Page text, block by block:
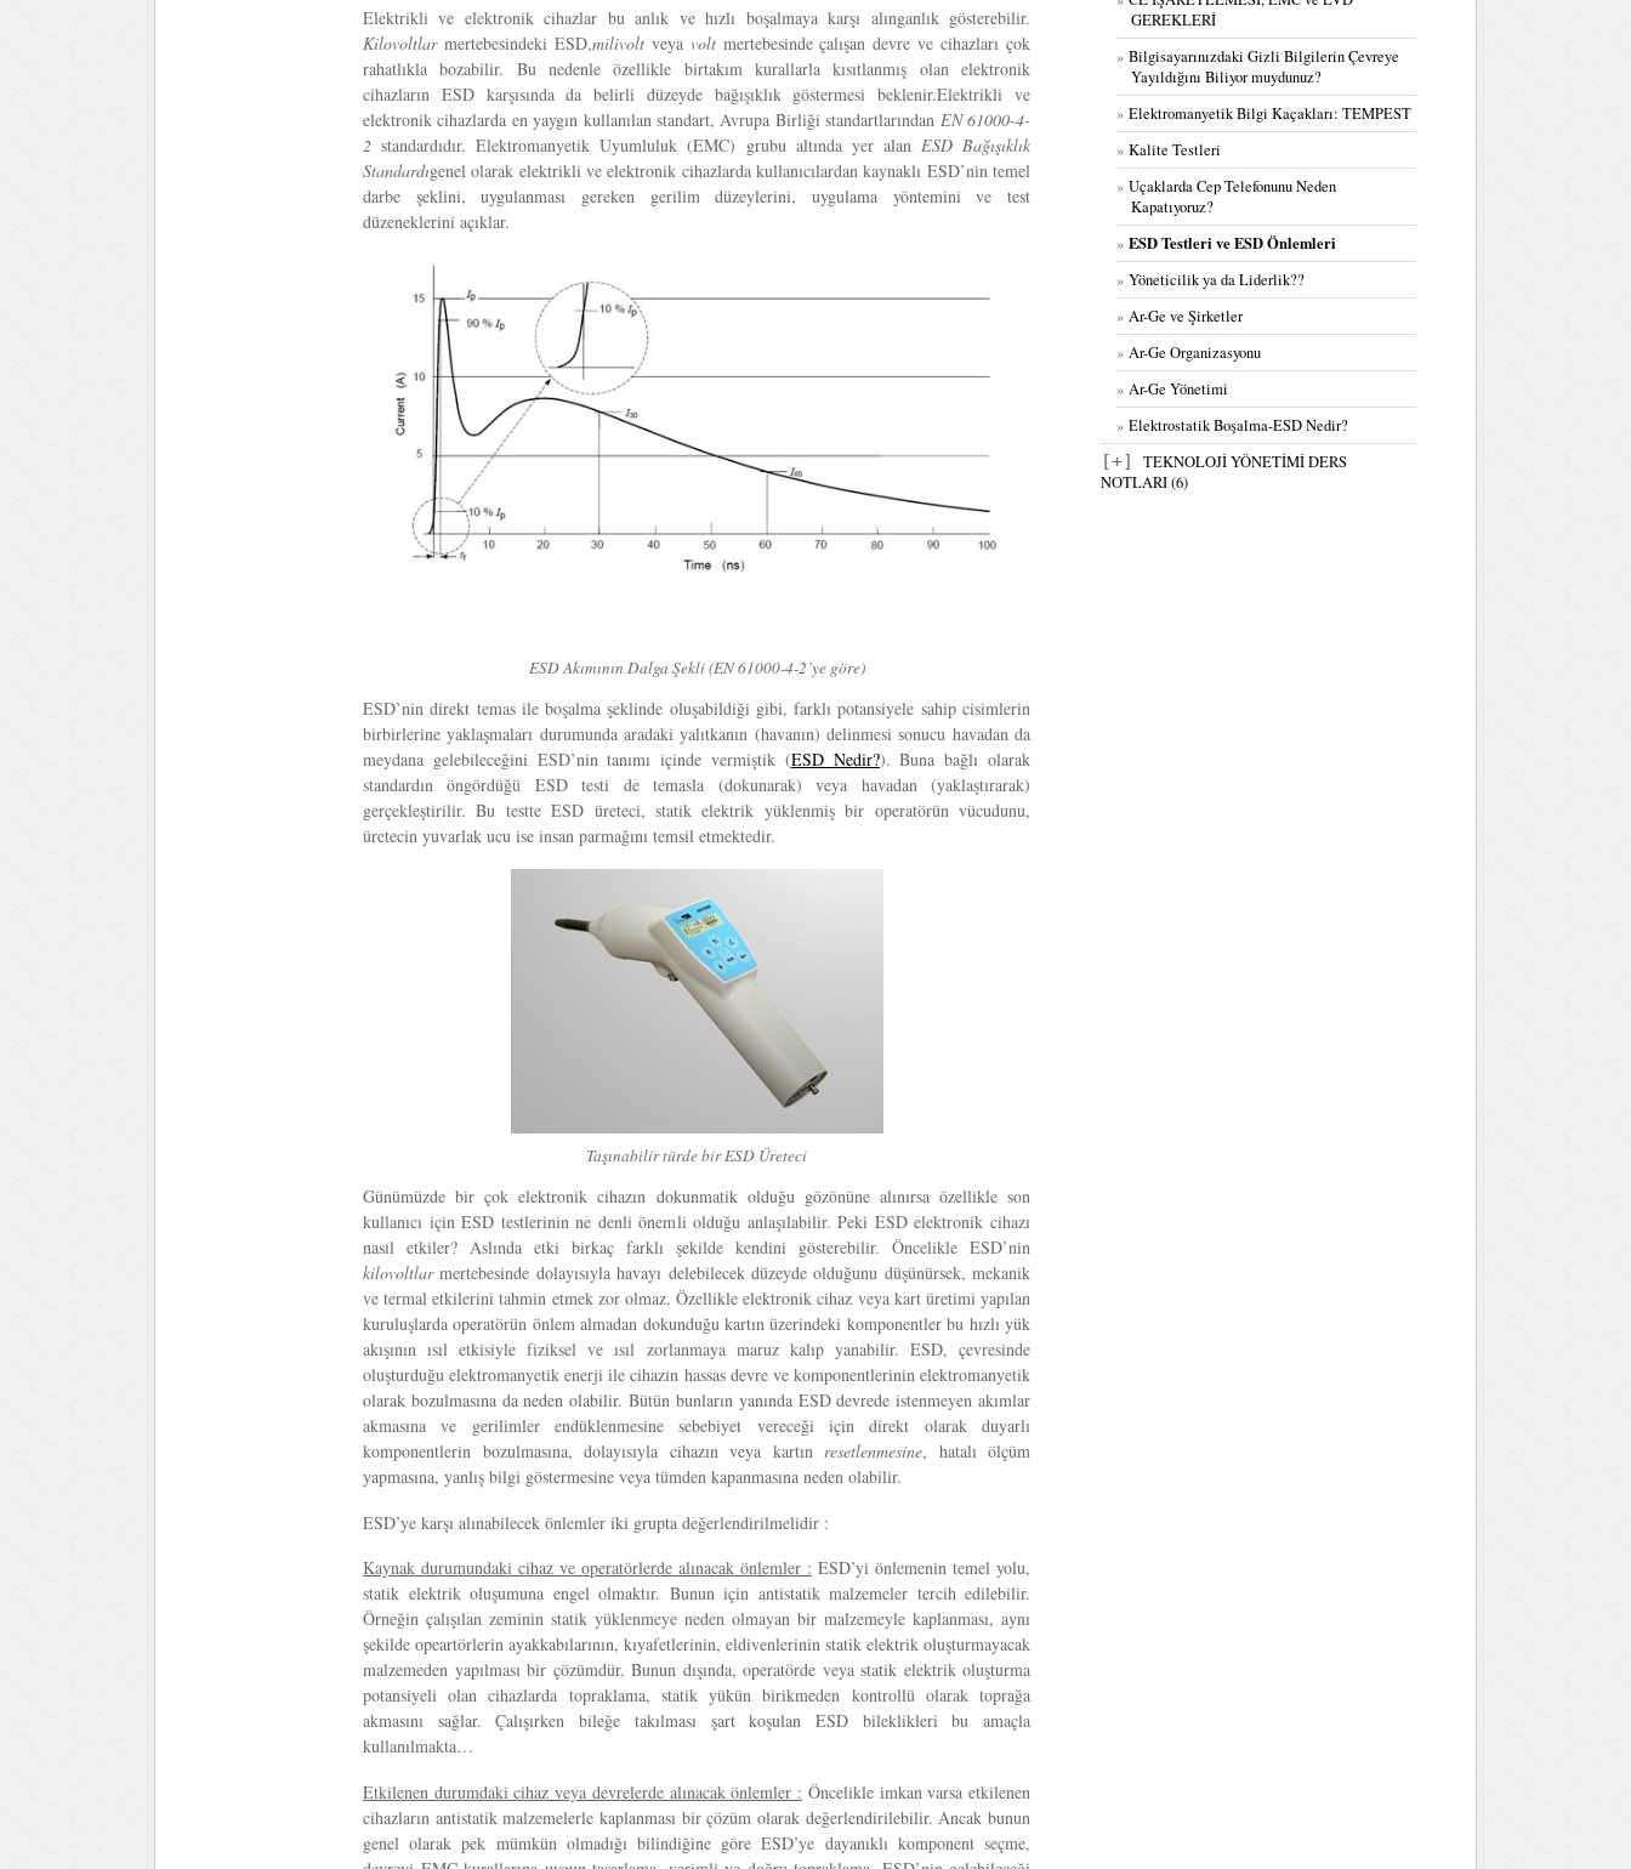
Elektrikli ve elektronik cihazlar bu anlık ve hızlı boşalmaya karşı alınganlık gösterebilir.
Kilovoltlarmertebesindeki ESD,milivolt veya voltmertebesinde çalışan devre ve cihazları çok
rahatlıkla bozabilir. Bu nedenle özellikle birtakım kurallarla kısıtlanmış olan elektronik
cihazların ESD karşısında da belirli düzeyde bağışıklık göstermesi beklenir.Elektrikli ve
elektronik cihazlarda en yaygın kullanılan standart, Avrupa Birliği standartlarından EN 61000-4-
2 standardıdır. Elektromanyetik Uyumluluk (EMC) grubu altında yer alan ESD Bağışıklık
Standardıgenel olarak elektrikli ve elektronik cihazlarda kullanıcılardan kaynaklı ESD’nin temel
darbe şeklini, uygulanması gereken gerilim düzeylerini, uygulama yöntemini ve test
düzeneklerini açıklar.
ESD Akımının Dalga Şekli (EN 61000-4-2’ye göre)
ESD’nin direkt temas ile boşalma şeklinde oluşabildiği gibi, farklı potansiyele sahip cisimlerin
birbirlerine yaklaşmaları durumunda aradaki yalıtkanın (havanın) delinmesi sonucu havadan da
meydana gelebileceğini ESD’nin tanımı içinde vermiştik (ESD Nedir?). Buna bağlı olarak
standardın öngördüğü ESD testi de temasla (dokunarak) veya havadan (yaklaştırarak)
gerçekleştirilir. Bu testte ESD üreteci, statik elektrik yüklenmiş bir operatörün vücudunu,
üretecin yuvarlak ucu ise insan parmağını temsil etmektedir.
Taşınabilir türde bir ESD Üreteci
Günümüzde bir çok elektronik cihazın dokunmatik olduğu gözönüne alınırsa özellikle son
kullanıcı için ESD testlerinin ne denli önemli olduğu anlaşılabilir. Peki ESD elektronik cihazı
nasıl etkiler? Aslında etki birkaç farklı şekilde kendini gösterebilir. Öncelikle ESD’nin
kilovoltlarmertebesinde dolayısıyla havayı delebilecek düzeyde olduğunu düşünürsek, mekanik
ve termal etkilerini tahmin etmek zor olmaz. Özellikle elektronik cihaz veya kart üretimi yapılan
kuruluşlarda operatörün önlem almadan dokunduğu kartın üzerindeki komponentler bu hızlı yük
akışının ısıl etkisiyle fiziksel ve ısıl zorlanmaya maruz kalıp yanabilir. ESD, çevresinde
oluşturduğu elektromanyetik enerji ile cihazın hassas devre ve komponentlerinin elektromanyetik
olarak bozulmasına da neden olabilir. Bütün bunların yanında ESD devrede istenmeyen akımlar
akmasına ve gerilimler endüklenmesine sebebiyet vereceği için direkt olarak duyarlı
komponentlerin bozulmasına, dolayısıyla cihazın veya kartın resetlenmesine, hatalı ölçüm
yapmasına, yanlış bilgi göstermesine veya tümden kapanmasına neden olabilir.
ESD’ye karşı alınabilecek önlemler iki grupta değerlendirilmelidir :
Kaynak durumundaki cihaz ve operatörlerde alınacak önlemler : ESD’yi önlemenin temel yolu,
statik elektrik oluşumuna engel olmaktır. Bunun için antistatik malzemeler tercih edilebilir.
Örneğin çalışılan zeminin statik yüklenmeye neden olmayan bir malzemeyle kaplanması, aynı
şekilde opeartörlerin ayakkabılarının, kıyafetlerinin, eldivenlerinin statik elektrik oluşturmayacak
malzemeden yapılması bir çözümdür. Bunun dışında, operatörde veya statik elektrik oluşturma
potansiyeli olan cihazlarda topraklama, statik yükün birikmeden kontrollü olarak toprağa
akmasını sağlar. Çalışırken bileğe takılması şart koşulan ESD bileklikleri bu amaçla
kullanılmakta…
Etkilenen durumdaki cihaz veya devrelerde alınacak önlemler : Öncelikle imkan varsa etkilenen
cihazların antistatik malzemelerle kaplanması bir çözüm olarak değerlendirilebilir. Ancak bunun
genel olarak pek mümkün olmadığı bilindiğine göre ESD’ye dayanıklı komponent seçme,
GEREKLERİ
Bilgisayarınızdaki Gizli Bilgilerin Çevreye
Yayıldığını Biliyor muydunuz?
Elektromanyetik Bilgi Kaçakları: TEMPEST
Kalite Testleri
Uçaklarda Cep Telefonunu Neden
Kapatıyoruz?
ESD Testleri ve ESD Önlemleri
Yöneticilik ya da Liderlik??
Ar-Ge ve Şirketler
Ar-Ge Organizasyonu
Ar-Ge Yönetimi
Elektrostatik Boşalma-ESD Nedir?
[+]
TEKNOLOJİ YÖNETİMİ DERS
NOTLARI (6)
Bölüm I-Teknoloji Yönetimine Giriş
Bölüm II-Inovasyon
Bölüm III-Yaratıcılık
Bölüm IV-Teknoloji Yönetimi I
Bölüm V-Teknoloji Yönetimi II
Bölüm VI-AR_GE Yönetimi